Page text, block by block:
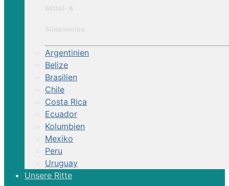
Argentinien
Belize
Brasilien
Chile
Costa Rica
Ecuador
Kolumbien
Mexiko
Peru
Uruguay
Unsere Ritte